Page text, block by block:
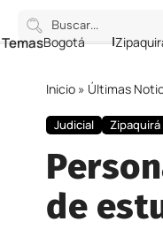
Bogotá
Inicio » Últimas
Judicial Zipaquirá
de